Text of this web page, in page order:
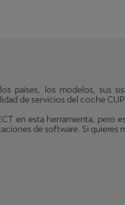
países, los modelos, sus
de servicios del coche
en esta herramienta, pero
de software. Si